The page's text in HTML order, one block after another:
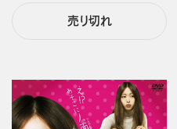
売り切れ